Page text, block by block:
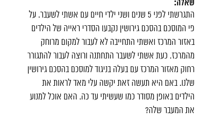
שאלה:
התגרשתי לפני 5 שנים ושני ילדי חיים עם אשתי לשעבר. על
פי המוסכם בהסכם גירושין נקבעו הסדרי ראייה של הילדים
באזור המרכז ואשתי התחייבה לא לעבור למקום מרוחק
מהמרכז. כעת אשתי לשעבר התחתנה ורוצה לעבור להתגורר
רחוק מאזור המרכז עם בעלה בניגוד למוסכם בהסכם גירושין
שלנו. באם היא תעשה זאת יקשה עלי מאד לראות את
הילדים באופן מסודר כמו שעשיתי עד כה. האם אוכל למנוע
את המעבר שלה?